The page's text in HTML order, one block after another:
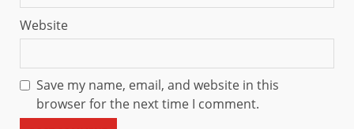
Website
Save my name, email, and website in this
browser for the next time I comment.